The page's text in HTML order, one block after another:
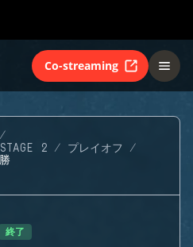
Co-streaming
2
プレイオフ
終了